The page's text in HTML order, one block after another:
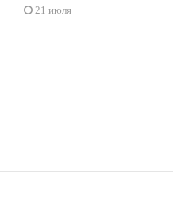
21 июля